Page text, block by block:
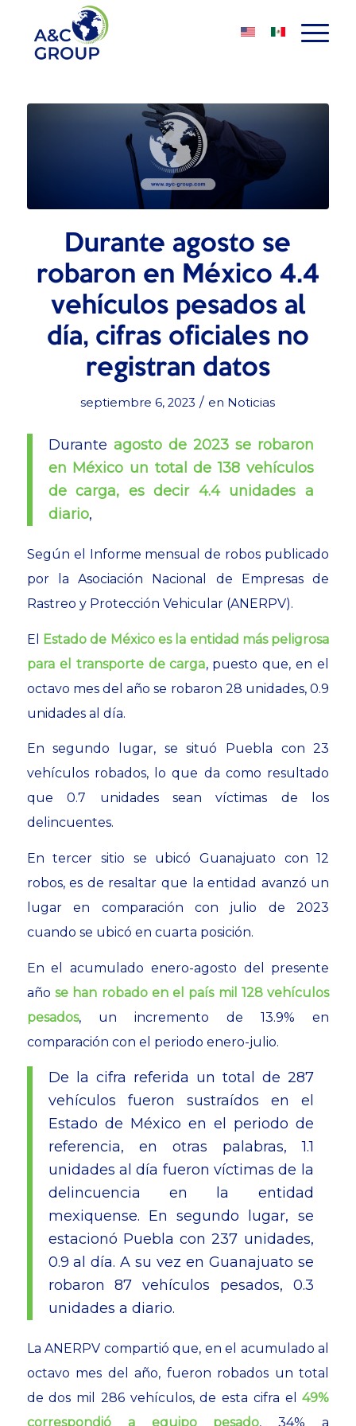
Durante agosto se
robaron en México 4.4
vehículos pesados al
día, cifras oficiales no
registran datos
septiembre 6, 2023 / en Noticias
Durante agosto de 2023 se robaron
en México un total de 138 vehículos
de carga, es decir 4.4 unidades a
diario,
Según el Informe mensual de robos publicado
por la Asociación Nacional de Empresas de
Rastreo y Protección Vehicular (ANERPV).
El
Estado de México es la entidad más peligrosa
para el transporte de carga, puesto que, en el
octavo mes del año se robaron 28 unidades, 0.9
unidades al día.
En segundo lugar, se situó Puebla con 23
vehículos robados, lo que da como resultado
que 0.7 unidades sean víctimas de los
delincuentes.
En tercer sitio se ubicó Guanajuato con 12
robos, es de resaltar que la entidad avanzó un
lugar en comparación con julio de 2023
cuando se ubicó en cuarta posición.
En el acumulado enero-agosto del presente
año se han robado en el país mil 128 vehículos
pesados, un incremento de 13.9% en
comparación con el periodo enero-julio.
De la cifra referida un total de 287
vehículos fueron sustraídos en el
Estado de México en el periodo de
referencia, en otras palabras, 1.1
unidades al día fueron víctimas de la
delincuencia en la entidad
mexiquense. En segundo lugar, se
estacionó Puebla con 237 unidades,
0.9 al día. A su vez en Guanajuato se
robaron 87 vehículos pesados, 0.3
unidades a diario.
La ANERPV compartió que, en el acumulado al
octavo mes del año, fueron robados un total
de dos mil 286 vehículos, de esta cifra el49%
correspondió a equipo pesado, 34% a